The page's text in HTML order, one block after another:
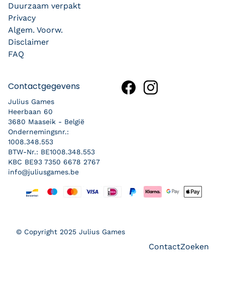
Contactgegevens
Julius Games
Heerbaan 60
3680 Maaseik - België
Ondernemingsnr.:
1008.348.553
BTW-Nr.: BE1008.348.553
KBC BE93 7350 6678 2767
info@juliusgames.be
Betaalmethoden
Duurzaam verpakt
Privacy
Algem. Voorw.
Disclaimer
FAQ
ContactZoeken
© Copyright 2025 Julius Games